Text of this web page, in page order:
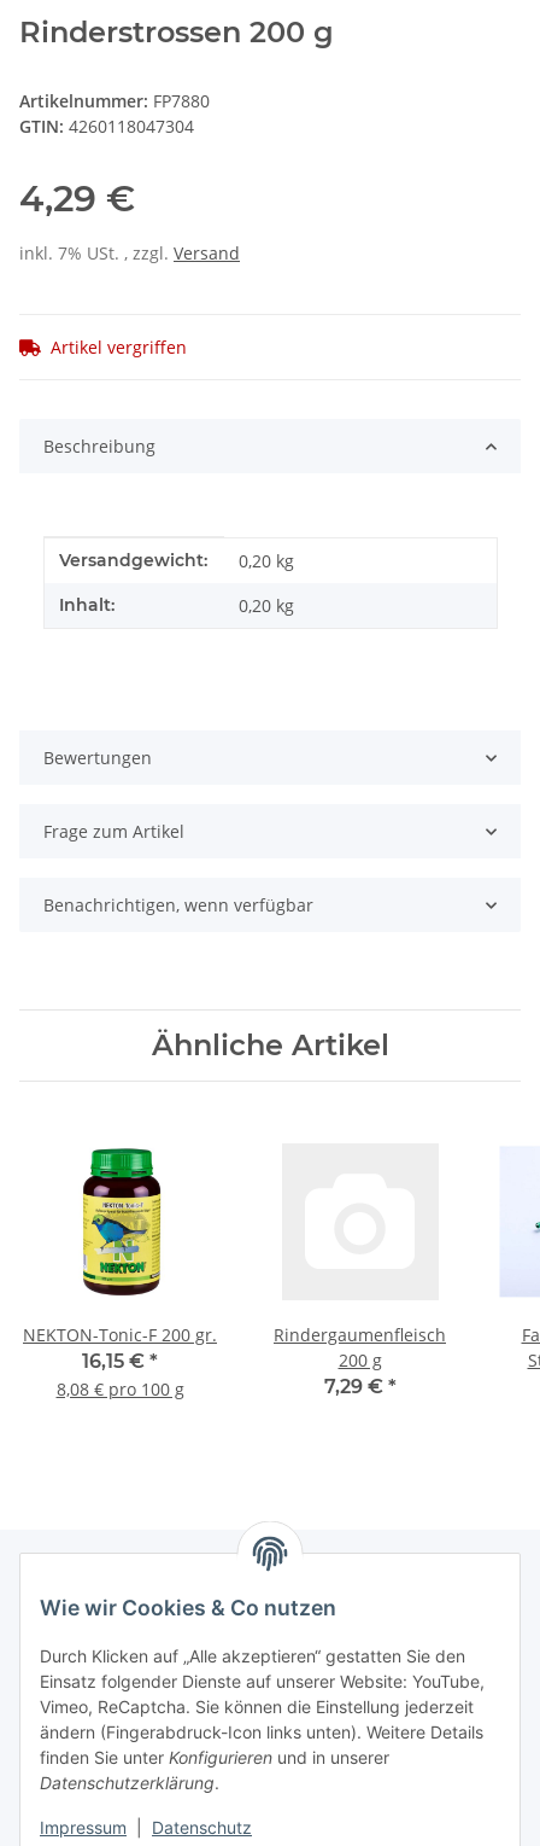
Wie wir Cookies & Co nutzen
Durch Klicken auf „Alle akzeptieren“ gestatten Sie den
Einsatz folgender Dienste auf unserer Website: YouTube,
Vimeo, ReCaptcha. Sie können die Einstellung jederzeit
ändern (Fingerabdruck-Icon links unten). Weitere Details
finden Sie unter Konfigurieren und in unserer
Datenschutzerklärung.
Impressum Datenschutz
Rinderstrossen 200 g
Artikelnummer: FP7880
GTIN: 4260118047304
4,29 €
inkl. 7% USt. , zzgl. Versand
Artikel vergriffen
Beschreibung
Produkteigenschaft
Wert
Versandgewicht: 0,20 kg
Inhalt: 0,20 kg
Bewertungen
Frage zum Artikel
Benachrichtigen, wenn verfügbar
Ähnliche Artikel
NEKTON-Tonic-F 200 gr.
16,15 € *
8,08 € pro 100 g
Rindergaumenfleisch
200 g
7,29 € *
Informationen
Gesetzliche Informationen
Mein Konto